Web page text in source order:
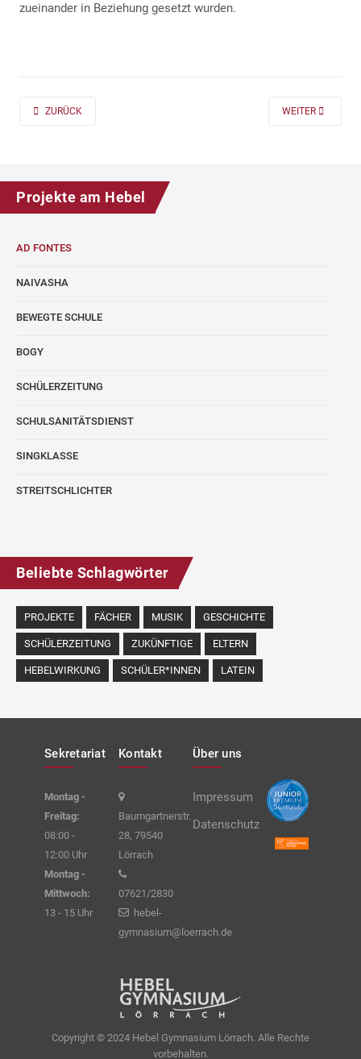
zueinander in Beziehung gesetzt wurden.
PREVIOUS ARTICLE: AD FONTES 2019/20 „MASS“ FÜR DIE KLASSEN 7
ZURÜCK NEXT ARTICLE:
WEITER
Projekte am Hebel
AD FONTES
NAIVASHA
BEWEGTE SCHULE
BOGY
SCHÜLERZEITUNG
SCHULSANITÄTSDIENST
SINGKLASSE
STREITSCHLICHTER
Beliebte Schlagwörter
PROJEKTE FÄCHER MUSIK GESCHICHTE
SCHÜLERZEITUNG ZUKÜNFTIGE ELTERN
HEBELWIRKUNG SCHÜLER*INNEN LATEIN
Sekretariat
Montag -
Freitag:
08:00 -
12:00 Uhr
Montag -
Mittwoch:
13 - 15 Uhr
Kontakt
Baumgartnerstr.
28, 79540
Lörrach
07621/2830
hebel-
gymnasium@loerrach.de
Über uns
Impressum
Datenschutz
Copyright © 2024 Hebel Gymnasium Lörrach. Alle Rechte
vorbehalten.